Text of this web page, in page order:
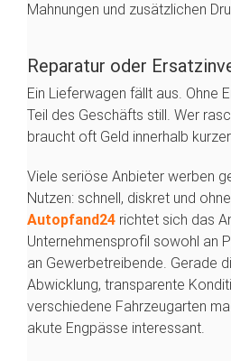
Mahnungen und zusätzlichen
Reparatur oder
Ein Lieferwagen fällt aus. Ohne
Teil des Geschäfts still. Wer
braucht oft Geld innerhalb
Viele seriöse Anbieter werben
Nutzen: schnell, diskret und
Autopfand24 richtet sich das
Unternehmensprofil sowohl an
an Gewerbetreibende. Gerade
Abwicklung, transparente
verschiedene Fahrzeugarten
akute Engpässe interessant.